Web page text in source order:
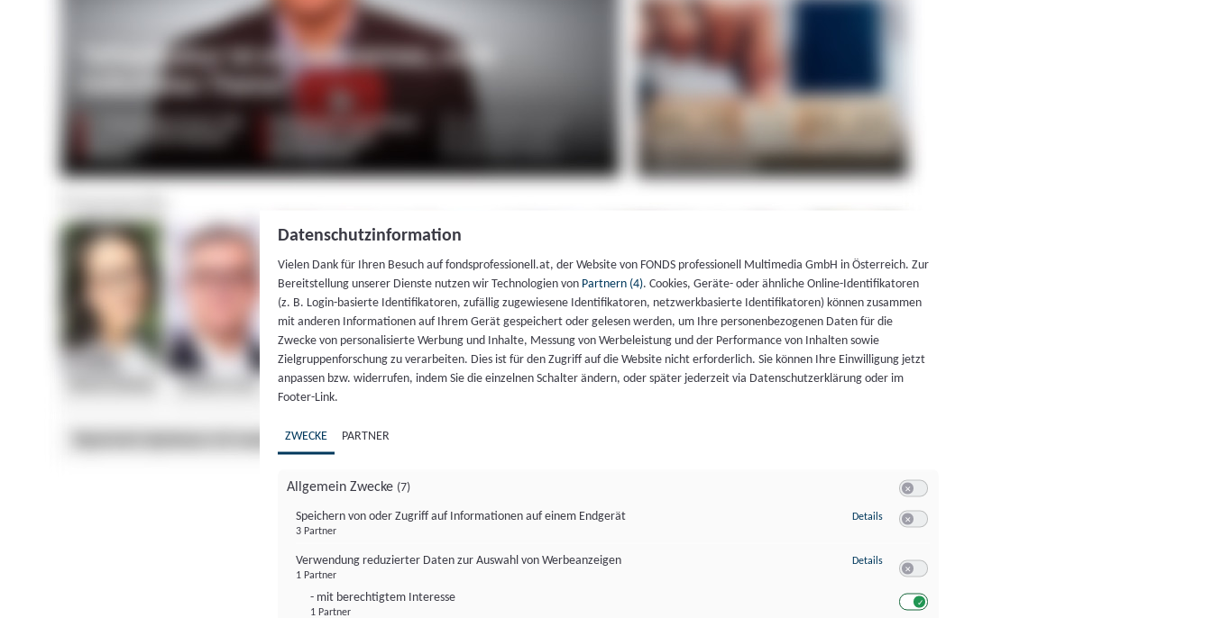
Datenschutzinformation
Vielen Dank für Ihren Besuch auf fondsprofessionell.at, der Website von FONDS professionell Multimedia GmbH in Österreich. Zur
Bereitstellung unserer Dienste nutzen wir Technologien von Partnern (4). Cookies, Geräte- oder ähnliche Online-Identifikatoren
(z. B. Login-basierte Identifikatoren, zufällig zugewiesene Identifikatoren, netzwerkbasierte Identifikatoren) können zusammen
mit anderen Informationen auf Ihrem Gerät gespeichert oder gelesen werden, um Ihre personenbezogenen Daten für die
Zwecke von personalisierte Werbung und Inhalte, Messung von Werbeleistung und der Performance von Inhalten sowie
Zielgruppenforschung zu verarbeiten. Dies ist für den Zugriff auf die Website nicht erforderlich. Sie können Ihre Einwilligung jetzt
anpassen bzw. widerrufen, indem Sie die einzelnen Schalter ändern, oder später jederzeit via Datenschutzerklärung oder im
Footer-Link.
ZWECKE PARTNER
Allgemein Zwecke (7)
Speichern von oder Zugriff auf Informationen auf einem Endgerät
3 Partner
Details zu Speichern von oder Zugriff auf Informationen auf einem Endgerät
Verwendung reduzierter Daten zur Auswahl von Werbeanzeigen
1 Partner
- mit berechtigtem Interesse
1 Partner
Details zu Verwendung reduzierter Daten zur Auswahl von Werbeanzeigen